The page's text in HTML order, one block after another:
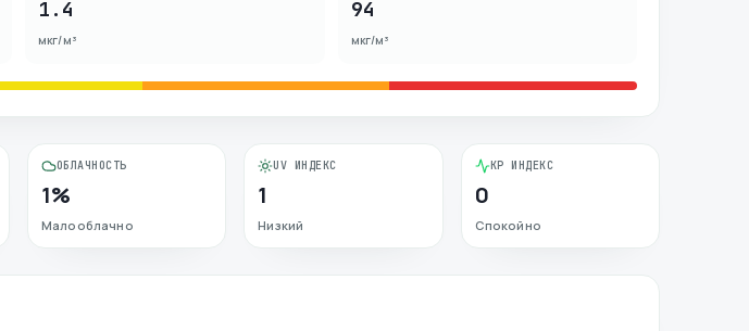
1.4
мкг/м³
94
мкг/м³
ОБЛАЧНОСТЬ
1%
Малооблачно
UV ИНДЕКС
1
Низкий
KP ИНДЕКС
0
Спокойно